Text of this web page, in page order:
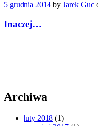
5 grudnia 2014 by Jarek Guc
Inaczej…
Archiwa
luty 2018 (1)